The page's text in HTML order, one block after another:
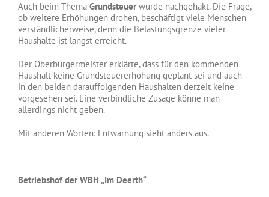
Auch beim Thema Grundsteuer wurde nachgehakt. Die Frage,
ob weitere Erhöhungen drohen, beschäftigt viele Menschen
verständlicherweise, denn die Belastungsgrenze vieler
Haushalte ist längst erreicht.
Der Oberbürgermeister erklärte, dass für den kommenden
Haushalt keine Grundsteuererhöhung geplant sei und auch
in den beiden darauffolgenden Haushalten derzeit keine
vorgesehen sei. Eine verbindliche Zusage könne man
allerdings nicht geben.
Mit anderen Worten: Entwarnung sieht anders aus.
Betriebshof der WBH „Im Deerth“